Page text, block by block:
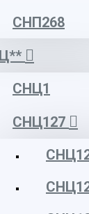
СНП268
СНЦ1
СНЦ127